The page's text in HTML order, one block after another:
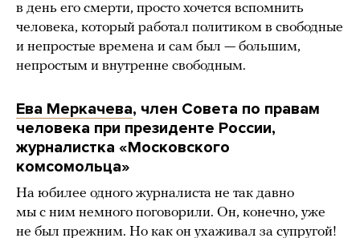
в день его смерти, просто хочется вспомнить
человека, который работал политиком в свободные
и непростые времена и сам был — большим,
непростым и внутренне свободным.
Ева Меркачева, член Совета по правам
человека при президенте России,
журналистка «Московского
комсомольца»
На юбилее одного журналиста не так давно
мы с ним немного поговорили. Он, конечно, уже
не был прежним. Но как он ухаживал за супругой!